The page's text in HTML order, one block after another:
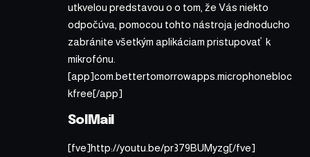
utkvelou predstavou o o tom, že Vás niekto
odpočúva, pomocou tohto nástroja jednoducho
zabránite všetkým aplikáciam pristupovať k
mikrofónu.
[app]com.bettertomorrowapps.microphonebloc
kfree[/app]
SolMail
[fve]http://youtu.be/pr379BUMyzg[/fve]